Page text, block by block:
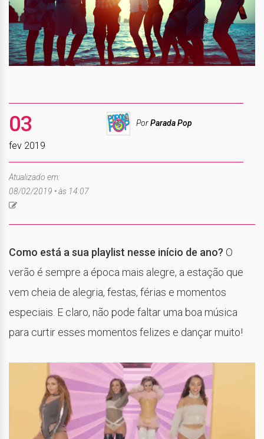
03
fev 2019
PorParada Pop
Atualizado em:
08/02/2019 • às 14:07
Como está a sua playlist nesse início de ano? O
verão é sempre a época mais alegre, a estação que
vem cheia de alegria, festas, férias e momentos
especiais. E claro, não pode faltar uma boa música
para curtir esses momentos felizes e dançar muito!